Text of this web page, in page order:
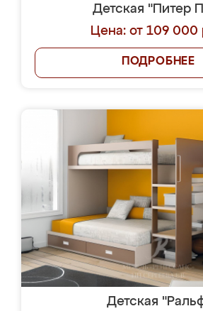
Детская "Питер
Цена: от 109 000
ПОДРОБНЕЕ
Детская